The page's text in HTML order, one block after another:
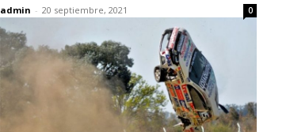
admin - 20 septiembre, 2021 0